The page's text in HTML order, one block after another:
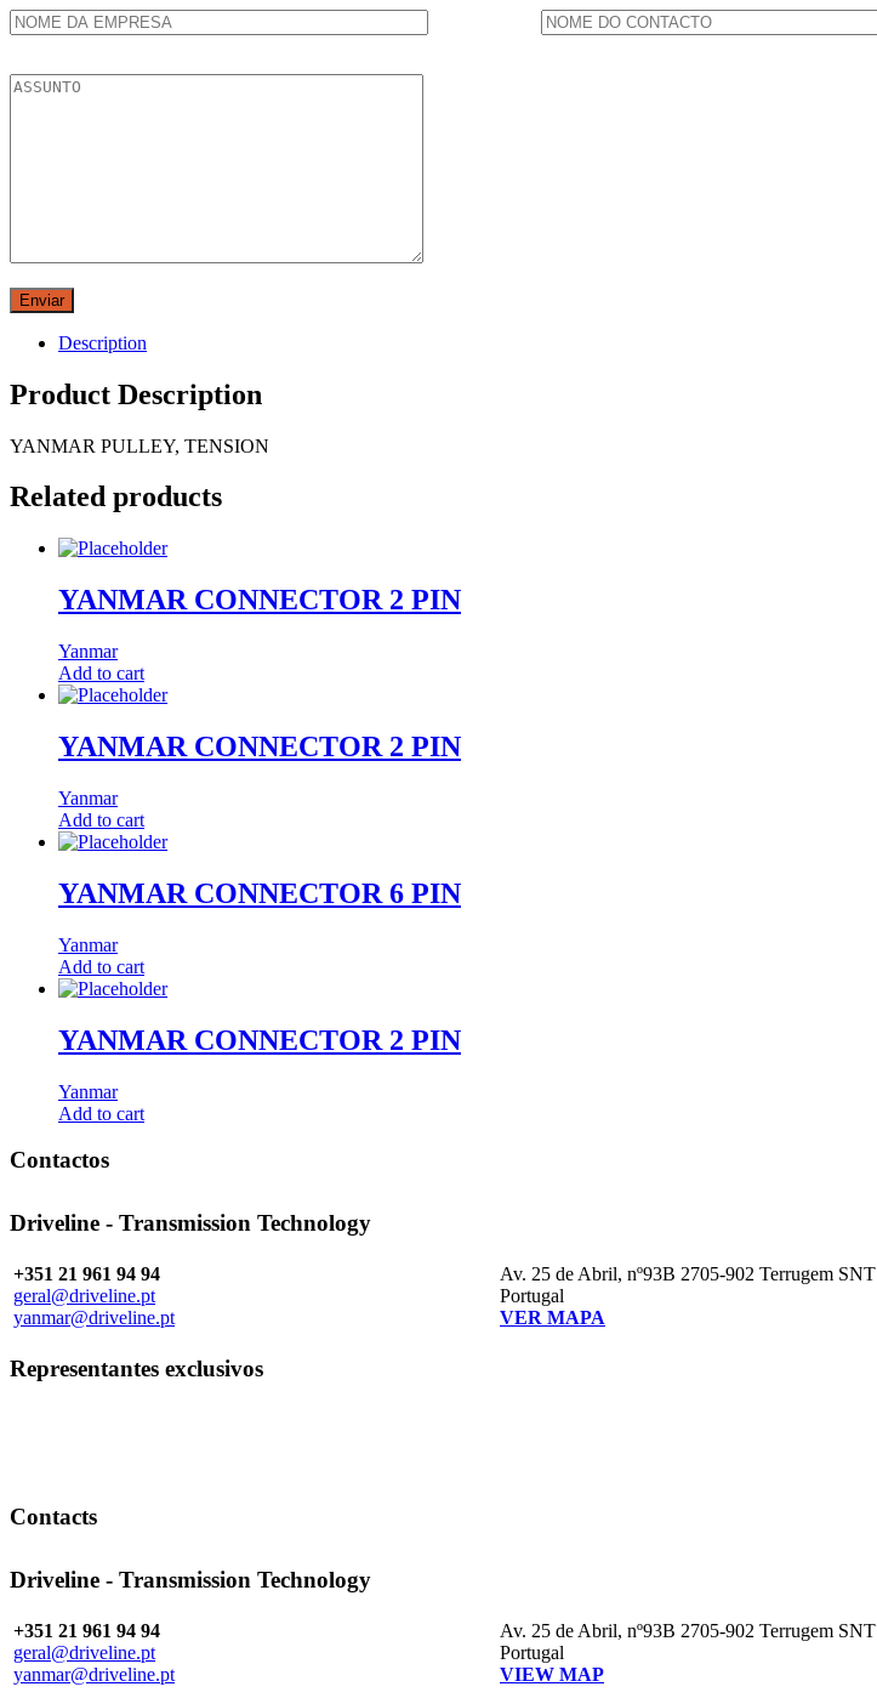
Description
Product Description
YANMAR PULLEY, TENSION
Related products
YANMAR CONNECTOR 2 PIN
Yanmar
Add to cart
YANMAR CONNECTOR 2 PIN
Yanmar
Add to cart
YANMAR CONNECTOR 6 PIN
Yanmar
Add to cart
YANMAR CONNECTOR 2 PIN
Yanmar
Add to cart
Contactos
Driveline - Transmission Technology
+351 21 961 94 94
geral@driveline.pt
yanmar@driveline.pt
Av. 25 de Abril, nº93B 2705-902 Terrugem SNT
Portugal
VER MAPA
Representantes exclusivos
Contacts
Driveline - Transmission Technology
+351 21 961 94 94
geral@driveline.pt
yanmar@driveline.pt
Av. 25 de Abril, nº93B 2705-902 Terrugem SNT
Portugal
VIEW MAP